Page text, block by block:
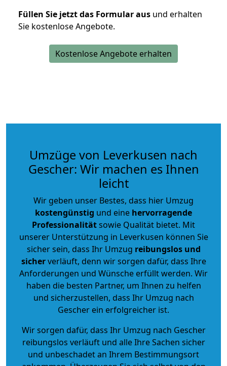
Füllen Sie jetzt das Formular aus und erhalten
Sie kostenlose Angebote.
Kostenlose Angebote erhalten
Umzüge von Leverkusen nach
Gescher: Wir machen es Ihnen
leicht
Wir geben unser Bestes, dass hier Umzug
kostengünstig und eine hervorragende
Professionalitätsowie Qualität bietet. Mit
unserer Unterstützung in Leverkusen können Sie
sicher sein, dass Ihr Umzug reibungslos und
sicherverläuft, denn wir sorgen dafür, dass Ihre
Anforderungen und Wünsche erfüllt werden. Wir
haben die besten Partner, um Ihnen zu helfen
und sicherzustellen, dass Ihr Umzug nach
Gescher ein erfolgreicher ist.
Wir sorgen dafür, dass Ihr Umzug nach Gescher
reibungslos verläuft und alle Ihre Sachen sicher
und unbeschadet an Ihrem Bestimmungsort